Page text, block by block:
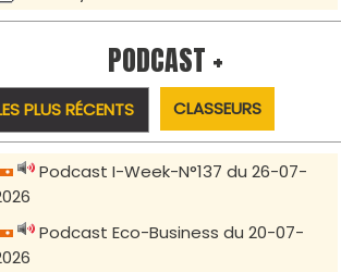
PODCAST +
PLUS RÉCENTS CLASSEURS
Podcast I-Week-N°137 du 26-07-
Podcast Eco-Business du 20-07-